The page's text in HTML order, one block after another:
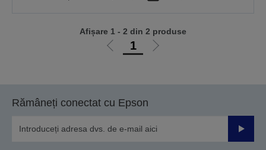
Mergi
1
Mergi
Afișare 1 - 2 din 2 produse
Rămâneți conectat cu Epson